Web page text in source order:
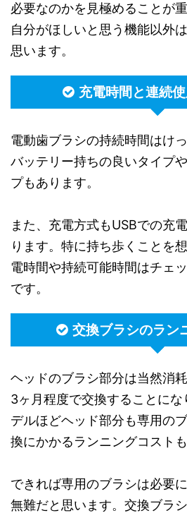
必要なのかを見極めることが
自分がほしいと思う機能以外
思います。
充電時間と連続
電動歯ブラシの持続時間はけ
バッテリー持ちの良いタイプ
プもあります。
また、充電方式もUSBでの充
ります。特に持ち歩くことを
電時間や持続可能時間はチェ
です。
交換ブラシのラン
ヘッドのブラシ部分は当然消
3ヶ月程度で交換することに
デルほどヘッド部分も専用の
換にかかるランニングコスト
できれば専用のブラシは必要
無難だと思います。交換ブラ